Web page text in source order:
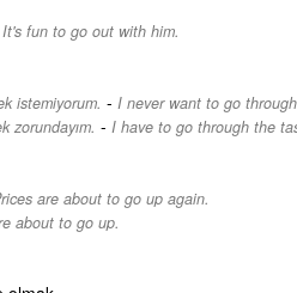
It's fun to go out with him.
istemiyorum. - I never want to go
zorundayım. - I have to go through the
are about to go up again.
about to go up.